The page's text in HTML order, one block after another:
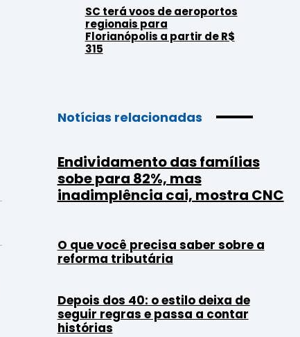
SC terá voos de aeroportos
regionais para
Florianópolis a partir de R$
315
Notícias relacionadas
Endividamento das famílias
sobe para 82%, mas
inadimplência cai, mostra CNC
O que você precisa saber sobre a
reforma tributária
Depois dos 40: o estilo deixa de
seguir regras e passa a contar
histórias